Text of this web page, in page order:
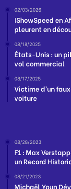
02/03/2026
IShowSpeed en
pleurent en
08/18/2025
États-Unis : un
vol commercial
08/17/2025
Victime d’un
voiture
08/28/2023
F1 : Max
un Record
08/21/2023
Michaël Youn